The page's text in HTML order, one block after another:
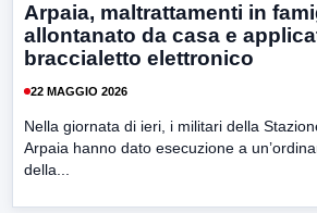
Arpaia, maltrattamenti in
allontanato da casa e
braccialetto elettronico
22 MAGGIO 2026
Nella giornata di ieri, i militari della
Arpaia hanno dato esecuzione a
della...